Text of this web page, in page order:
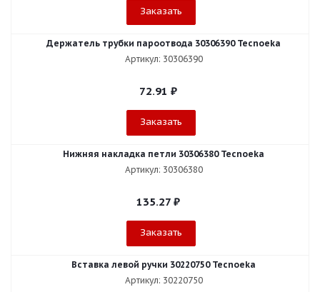
Заказать
Держатель трубки пароотвода 30306390 Tecnoeka
Артикул: 30306390
72.91 ₽
Заказать
Нижняя накладка петли 30306380 Tecnoeka
Артикул: 30306380
135.27 ₽
Заказать
Вставка левой ручки 30220750 Tecnoeka
Артикул: 30220750